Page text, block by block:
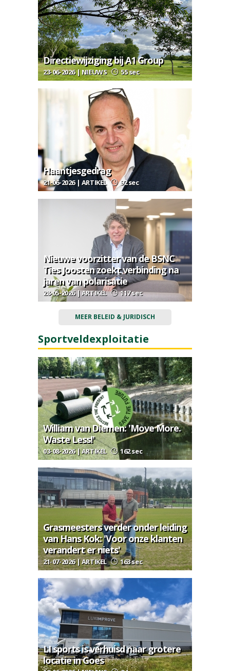
Directiewijziging bij A1 Group
23-06-2026 | NIEUWS 55 sec
Haantjesgedrag
21-06-2026 | ARTIKEL 92 sec
Nieuwe voorzitter van de BSNC
Ties Joosten zoekt verbinding na
jaren van polarisatie
28-05-2026 | ARTIKEL 117 sec
MEER BELEID & JURIDISCH
Sportveldexploitatie
William van Diemen: 'Move More.
Waste Less!'
03-08-2026 | ARTIKEL 162 sec
Grasmeesters verder onder leiding
van Hans Kok: 'Voor onze klanten
verandert er niets'
21-07-2026 | ARTIKEL 163 sec
LI sports is verhuisd naar grotere
locatie in Goes